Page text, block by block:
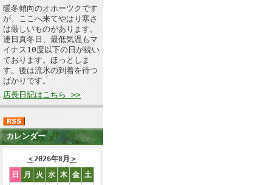
暖冬傾向のオホーツクです
が、ここへ来てやはり寒さ
は厳しいものがあります。
連日真冬日、最低気温もマ
イナス10度以下の日が続い
ております。ほっとしま
す。後は流氷の到着を待つ
ばかりです。
店長日記はこちら >>
カレンダー
＜2026年8月 ＞
日
月 火 水 木 金
土